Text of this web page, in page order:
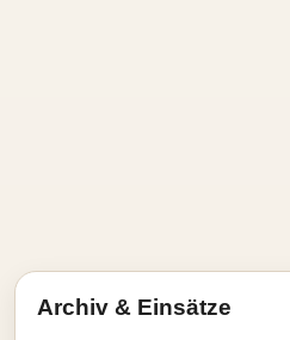
Archiv & Einsätze